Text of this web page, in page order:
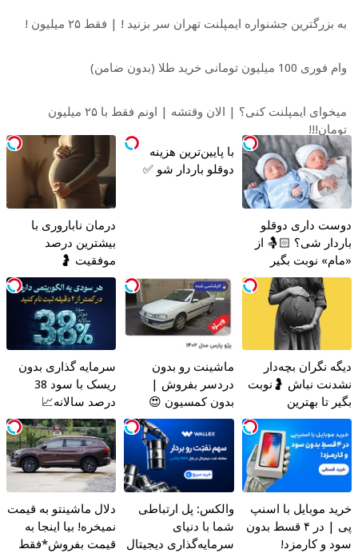
به بزرگترین جشنواره ایمپلنت تهران سر بزنید ! | فقط ۲۵ میلیون !
وام فوری 100 میلیون تومانی خرید طلا (بدون ضامن)
میخوای ایمپلنت کنی؟ | الان وقتشه | اونم فقط با ۲۵ میلیون
تومان!!!
دوست داری دوقلو
باردار شی؟ 🤱🏻 از
«مام» نوبت بگیر
درمان ناباروری با
بیشترین درصد
موفقیت 🤰
دیگه نگران بچه‌دار
نشدنت نباش 🤰نوبت
بگیر تا بهترین
متخصصان درمانت
کنن
ماشینت رو بدون
دردسر بفروش |
بدون کمسیون 😍
سرمایه گذاری بدون
ریسک با سود 38
درصد سالانه📈
خرید موبایل با اسنپ
پی | در ۴ قسط بدون
سود و کارمزد!
والکس: پل ارتباطی
شما با دنیای
سرمایه‌گذاری دیجیتال
دلال ماشینتو به قیمت
نمیخره! بیا اینجا به
قیمت بفروش*فقط